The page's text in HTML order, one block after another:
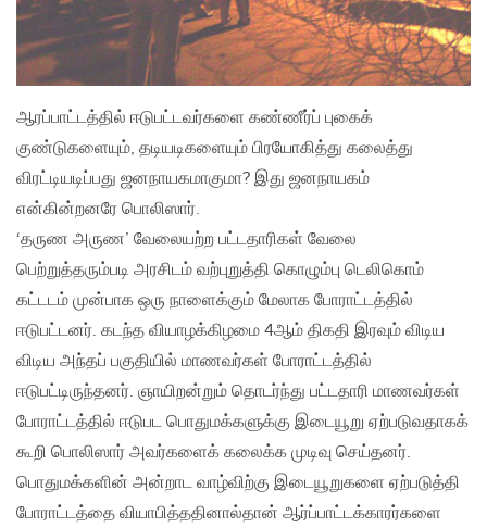
ஆரப்பாட்டத்தில் ஈடுபட்டவர்களை கண்ணீர்ப் புகைக்
குண்டுகளையும்‚ தடியடிகளையும் பிரயோகித்து கலைத்து
விரட்டியடிப்பது ஜனநாயகமாகுமா? இது ஜனநாயகம்
என்கின்றனரே பொலிஸார்.
‘தருண அருண’ வேலையற்ற பட்டதாரிகள் வேலை
பெற்றுத்தரும்படி அரசிடம் வற்புறுத்தி கொழும்பு டெலிகொம்
கட்டடம் முன்பாக ஒரு நாளைக்கும் மேலாக போராட்டத்தில்
ஈடுபட்டனர். கடந்த வியாழக்கிழமை 4ஆம் திகதி இரவும் விடிய
விடிய அந்தப் பகுதியில் மாணவர்கள் போராட்டத்தில்
ஈடுபட்டிருந்தனர். ஞாயிறன்றும் தொடர்ந்து பட்டதாரி மாணவர்கள்
போராட்டத்தில் ஈடுபட பொதுமக்களுக்கு இடையூறு ஏற்படுவதாகக்
கூறி பொலிஸார் அவர்களைக் கலைக்க முடிவு செய்தனர்.
பொதுமக்களின் அன்றாட வாழ்விற்கு இடையூறுகளை ஏற்படுத்தி
போராட்டத்தை வியாபித்ததினால்தான் ஆர்ப்பாட்டக்காரர்களை